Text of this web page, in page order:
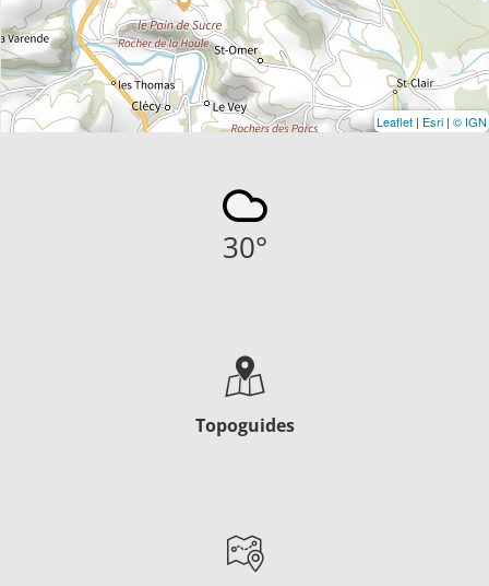
Leaflet | Esri | © IGN
30°
Topoguides